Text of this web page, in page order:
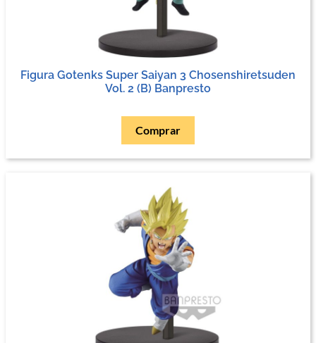
Figura Gotenks Super Saiyan 3 Chosenshiretsuden
Vol. 2 (B) Banpresto
Comprar